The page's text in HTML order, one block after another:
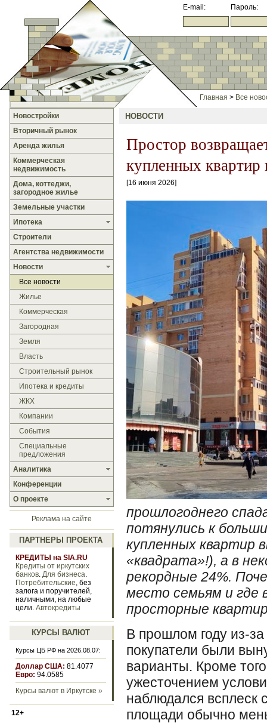
E-mail: Пароль:
Главная > Все
Новостройки
Вторичный рынок
Аренда жилья
Коммерческая
недвижимость
Дома, коттеджи,
загородное жилье
Земельные участки
Ипотека
Строители
Агентства недвижимости
Новости
Все новости
Жилье
Коммерческая
Загородная
Земля
Власть
Строительный рынок
Ипотека и кредиты
ЖКХ
Компании
События
Специальные
предложения
Аналитика
Конференции
О проекте
Реклама на сайте
ПАРТНЕРЫ ПРОЕКТА
КРЕДИТЫ на SIA.RU
Кредиты от иркутских
банков. Для бизнеса.
Потребительские, без
залога и поручителей,
наличными, на любые
цели. Автокредиты
КУРСЫ ВАЛЮТ
Курсы ЦБ РФ на 2026.08.07:
Доллар США: 81.4077
Евро: 94.0585
Курсы валют в Иркутске »
12+
НОВОСТИ
Простор
купленных
16 июня 2026
прошлогоднего
потянулись к
купленных квартир
«квадрата»!), а в
рекордные 24%.
место семьям и где
просторные
В прошлом году из-
покупатели были
варианты. Кроме
ужесточением
наблюдался всплеск
площади обычно